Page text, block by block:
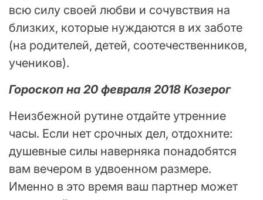
всю силу своей любви и сочувствия на
близких, которые нуждаются в их заботе
(на родителей, детей, соотечественников,
учеников).
Гороскоп на 20 февраля 2018 Козерог
Неизбежной рутине отдайте утренние
часы. Если нет срочных дел, отдохните:
душевные силы наверняка понадобятся
вам вечером в удвоенном размере.
Именно в это время ваш партнер может